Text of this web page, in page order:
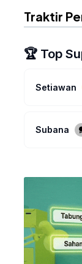
Traktir
🏆 Top
Setiawan
Subana